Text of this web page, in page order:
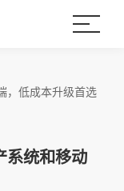
，低成本升级首选
系统和移动